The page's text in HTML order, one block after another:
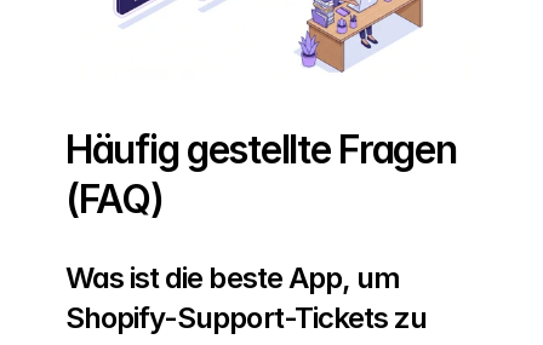
Häufig gestellte Fragen
(FAQ)
Was ist die beste App, um
Shopify-Support-Tickets zu